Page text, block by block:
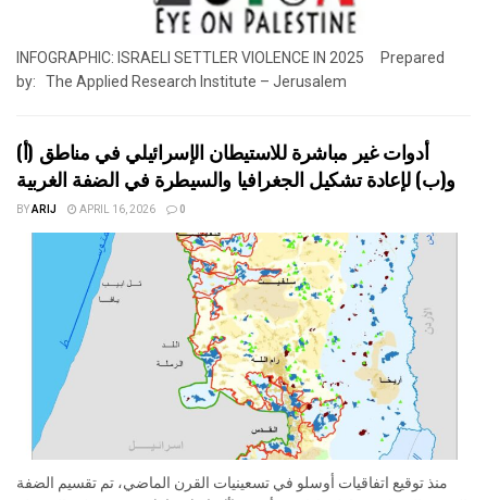
INFOGRAPHIC: ISRAELI SETTLER VIOLENCE IN 2025 Prepared
by: The Applied Research Institute – Jerusalem
أدوات غير مباشرة للاستيطان الإسرائيلي في مناطق (أ)
BYARIJ APRIL 16, 2026 0
منذ توقيع اتفاقيات أوسلو في تسعينيات القرن الماضي، تم تقسيم الضفة